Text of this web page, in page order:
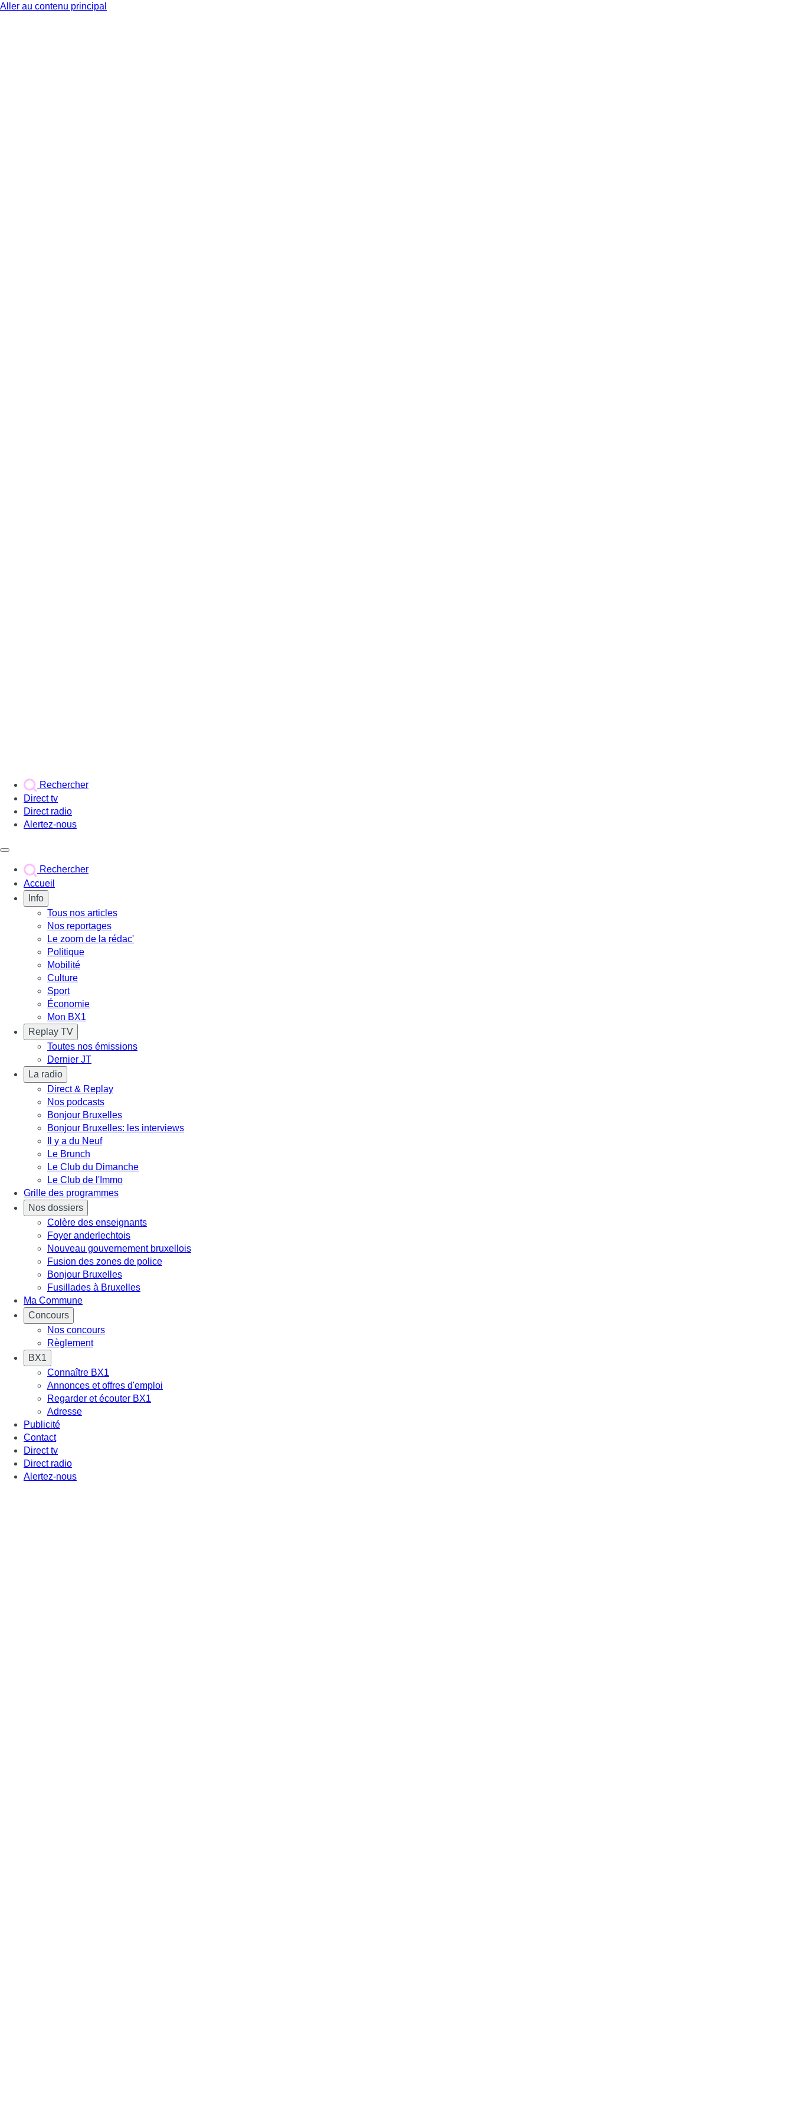
Aller au contenu principal
Rechercher
Direct tv
Direct radio
Alertez-nous
Rechercher
Accueil
Info
Tous nos articles
Nos reportages
Le zoom de la rédac'
Politique
Mobilité
Culture
Sport
Économie
Mon BX1
Replay TV
Toutes nos émissions
Dernier JT
La radio
Direct & Replay
Nos podcasts
Bonjour Bruxelles
Bonjour Bruxelles: les interviews
Il y a du Neuf
Le Brunch
Le Club du Dimanche
Le Club de l'Immo
Grille des programmes
Nos dossiers
Colère des enseignants
Foyer anderlechtois
Nouveau gouvernement bruxellois
Fusion des zones de police
Bonjour Bruxelles
Fusillades à Bruxelles
Ma Commune
Concours
Nos concours
Règlement
BX1
Connaître BX1
Annonces et offres d'emploi
Regarder et écouter BX1
Adresse
Publicité
Contact
Direct tv
Direct radio
Alertez-nous